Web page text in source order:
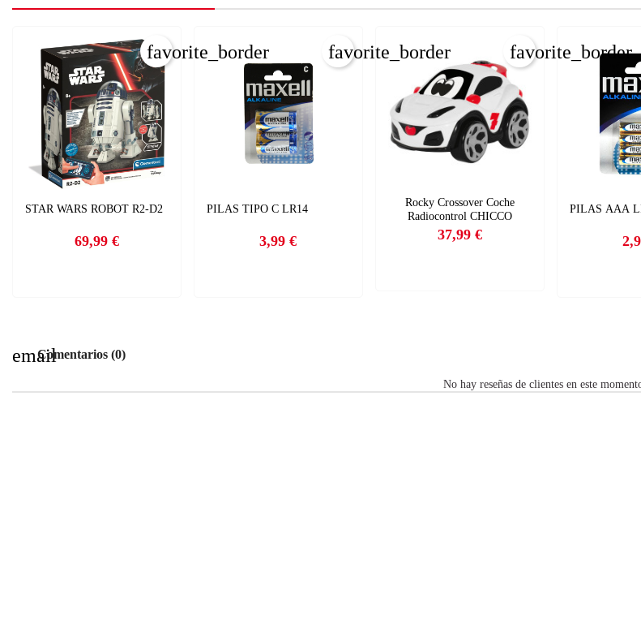
STAR WARS ROBOT R2-D2
Precio
69,99 €
favorite_border
PILAS TIPO C LR14
Precio
3,99 €
favorite_border
Rocky Crossover Coche
Radiocontrol CHICCO
Precio
37,99 €
favorite_border
PILAS AAA
emailComentarios (0)
No hay reseñas de clientes en este